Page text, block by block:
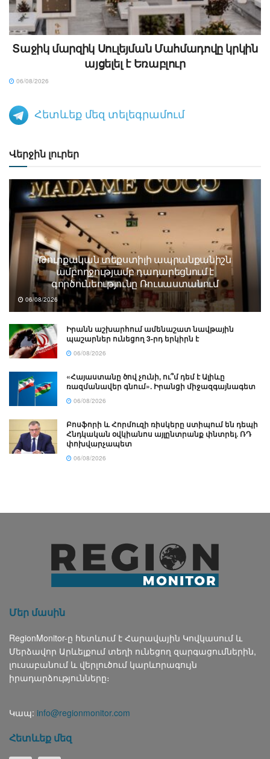
Տաջիկ մարզիկ Սուլեյման Մահմադովը կրկին
այցելել է Եռաբլուր
06/08/2026
Հետևեք մեզ տելեգրամում
Վերջին լուրեր
Թուրքական տեքստիլի ապրանքանիշն
ամբողջությամբ դադարեցնում է
գործունեությունը Ռուսաստանում
06/08/2026
Իրանն աշխարհում ամենաշատ նավթային
պաշարներ ունեցող 3-րդ երկիրն է
06/08/2026
«Հայաստանը ծով չունի, ու՞մ դեմ է Ալիևը
ռազմանավեր գնում». Իրանցի միջազգայնագետ
06/08/2026
Բոսֆորի և Հորմուզի ռիսկերը ստիպում են դեպի
Հնդկական օվկիանոս այլընտրանք փնտրել. ՌԴ
փոխվարչապետ
06/08/2026
Մեր մասին
RegionMonitor-ը հետևում է Հարավային Կովկասում և
Մերձավոր Արևելքում տեղի ունեցող զարգացումներին,
լուսաբանում և վերլուծում կարևորագույն
իրադարձությունները։
Կապ: info@regionmonitor.com
Հետևեք մեզ